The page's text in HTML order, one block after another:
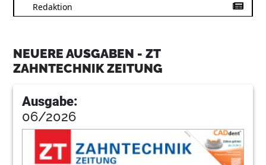
Redaktion
Redaktion
NEUERE AUSGABEN - ZT
ZAHNTECHNIK ZEITUNG
Ausgabe:
06/2026